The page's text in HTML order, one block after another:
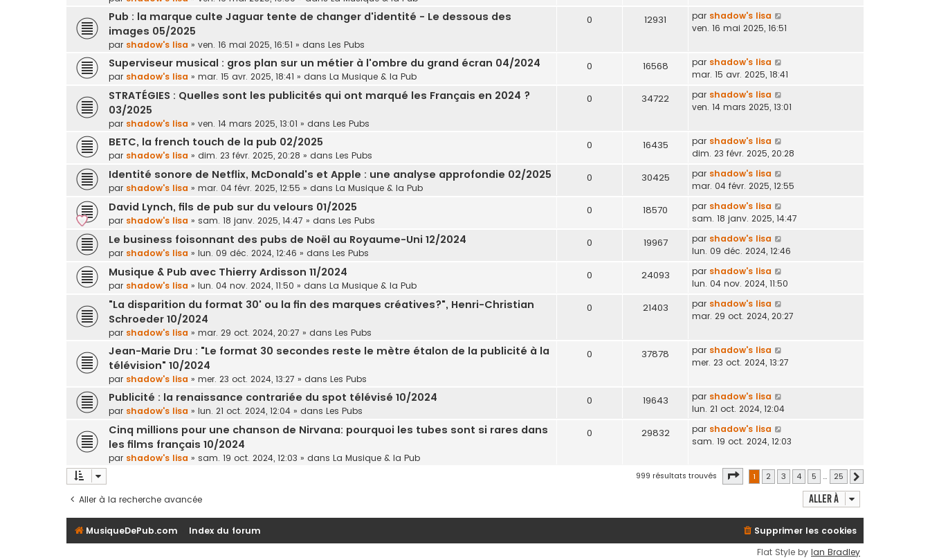
Pub : la marque culte Jaguar tente de changer d'identité - Le dessous des
images 05/2025
par shadow's lisa » ven. 16 mai 2025, 16:51 » dans Les Pubs
0 12931 par shadow's lisa
ven. 16 mai 2025, 16:51
Superviseur musical : gros plan sur un métier à l'ombre du grand écran 04/2024
par shadow's lisa » mar. 15 avr. 2025, 18:41 » dans La Musique & la Pub
0 16568 par shadow's lisa
mar. 15 avr. 2025, 18:41
STRATÉGIES : Quelles sont les publicités qui ont marqué les Français en 2024 ?
03/2025
par shadow's lisa » ven. 14 mars 2025, 13:01 » dans Les Pubs
0 34722 par shadow's lisa
ven. 14 mars 2025, 13:01
BETC, la french touch de la pub 02/2025
par shadow's lisa » dim. 23 févr. 2025, 20:28 » dans Les Pubs
0 16435 par shadow's lisa
dim. 23 févr. 2025, 20:28
Identité sonore de Netflix, McDonald's et Apple : une analyse approfondie 02/2025
par shadow's lisa » mar. 04 févr. 2025, 12:55 » dans La Musique & la Pub
0 30425 par shadow's lisa
mar. 04 févr. 2025, 12:55
David Lynch, fils de pub sur du velours 01/2025
par shadow's lisa » sam. 18 janv. 2025, 14:47 » dans Les Pubs
0 18570 par shadow's lisa
sam. 18 janv. 2025, 14:47
Le business foisonnant des pubs de Noël au Royaume-Uni 12/2024
par shadow's lisa » lun. 09 déc. 2024, 12:46 » dans Les Pubs
0 19967 par shadow's lisa
lun. 09 déc. 2024, 12:46
Musique & Pub avec Thierry Ardisson 11/2024
par shadow's lisa » lun. 04 nov. 2024, 11:50 » dans La Musique & la Pub
0 24093 par shadow's lisa
lun. 04 nov. 2024, 11:50
"La disparition du format 30' ou la fin des marques créatives?", Henri-Christian
Schroeder 10/2024
par shadow's lisa » mar. 29 oct. 2024, 20:27 » dans Les Pubs
0 21403 par shadow's lisa
mar. 29 oct. 2024, 20:27
Jean-Marie Dru : "Le format 30 secondes reste le mètre étalon de la publicité à la
télévision" 10/2024
par shadow's lisa » mer. 23 oct. 2024, 13:27 » dans Les Pubs
0 37878 par shadow's lisa
mer. 23 oct. 2024, 13:27
Publicité : la renaissance contrariée du spot télévisé 10/2024
par shadow's lisa » lun. 21 oct. 2024, 12:04 » dans Les Pubs
0 19643 par shadow's lisa
lun. 21 oct. 2024, 12:04
Cinq millions pour une chanson de Nirvana: pourquoi les tubes sont si rares dans
les films français 10/2024
par shadow's lisa » sam. 19 oct. 2024, 12:03 » dans La Musique & la Pub
0 29832 par shadow's lisa
sam. 19 oct. 2024, 12:03
999 résultats trouvés Page sur 25
1 2 3 4 5 … 25
Aller à la recherche avancée Aller à
MusiqueDePub.com Index du forum
Supprimer les cookies
Flat Style by Ian Bradley